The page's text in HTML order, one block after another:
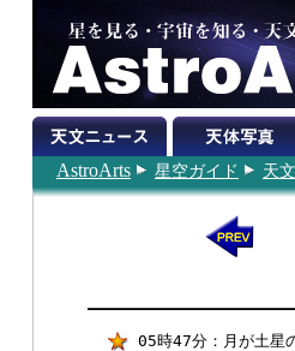
AstroArts 星空ガイド 天
05時47分：月が土